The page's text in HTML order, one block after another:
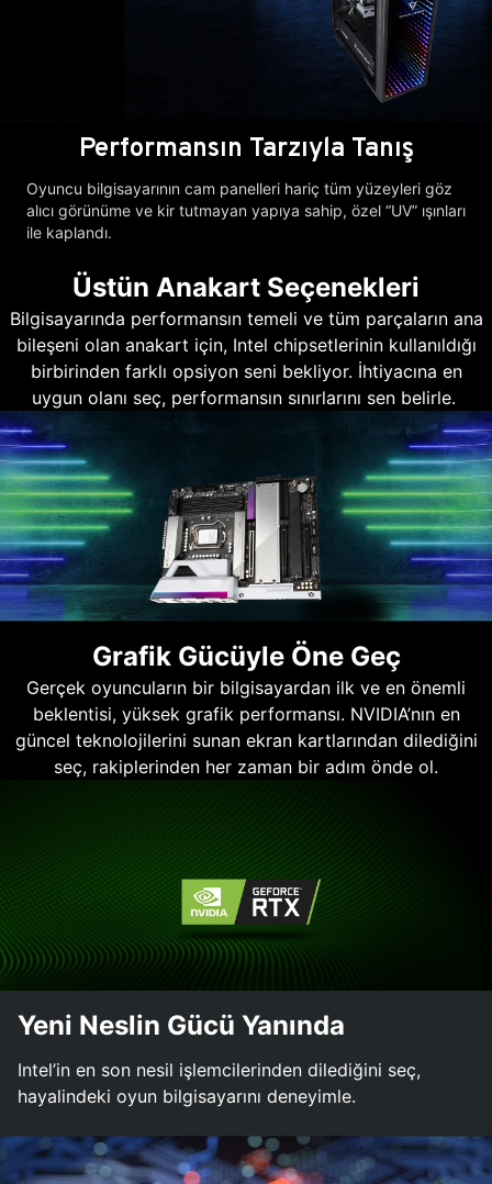
Performansın Tarzıyla Tanış
Oyuncu bilgisayarının cam panelleri hariç tüm yüzeyleri göz
alıcı görünüme ve kir tutmayan yapıya sahip, özel “UV” ışınları
ile kaplandı.
Üstün Anakart Seçenekleri
Bilgisayarında performansın temeli ve tüm parçaların ana
bileşeni olan anakart için, Intel chipsetlerinin kullanıldığı
birbirinden farklı opsiyon seni bekliyor. İhtiyacına en
uygun olanı seç, performansın sınırlarını sen belirle.
Grafik Gücüyle Öne Geç
Gerçek oyuncuların bir bilgisayardan ilk ve en önemli
beklentisi, yüksek grafik performansı. NVIDIA’nın en
güncel teknolojilerini sunan ekran kartlarından dilediğini
seç, rakiplerinden her zaman bir adım önde ol.
Yeni Neslin Gücü Yanında
Intel’in en son nesil işlemcilerinden dilediğini seç,
hayalindeki oyun bilgisayarını deneyimle.